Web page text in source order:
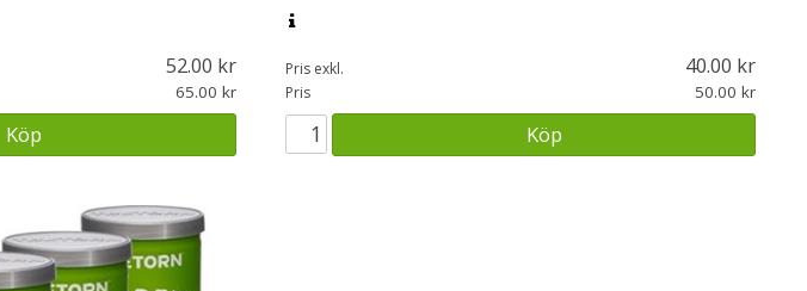
52.00
65.00
Köp
Pris exkl. 40.00
Pris 50.00
Köp